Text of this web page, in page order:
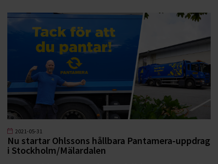
2021-05-31
Nu startar Ohlssons hållbara Pantamera-uppdrag
i Stockholm/Mälardalen